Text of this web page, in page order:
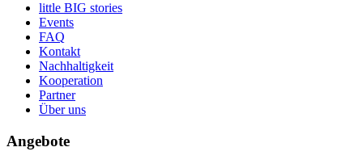
little BIG stories
Events
FAQ
Kontakt
Nachhaltigkeit
Kooperation
Partner
Über uns
Angebote